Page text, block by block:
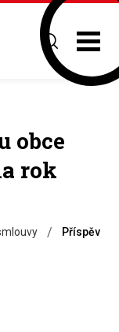
obce
rok
/ Příspěvek